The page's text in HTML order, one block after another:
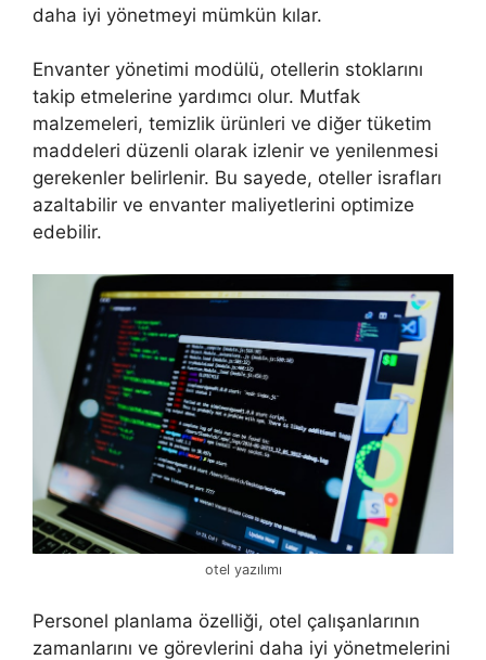
daha iyi yönetmeyi mümkün kılar.
Envanter yönetimi modülü, otellerin stoklarını
takip etmelerine yardımcı olur. Mutfak
malzemeleri, temizlik ürünleri ve diğer tüketim
maddeleri düzenli olarak izlenir ve yenilenmesi
gerekenler belirlenir. Bu sayede, oteller israfları
azaltabilir ve envanter maliyetlerini optimize
edebilir.
otel yazılımı
Personel planlama özelliği, otel çalışanlarının
zamanlarını ve görevlerini daha iyi yönetmelerini